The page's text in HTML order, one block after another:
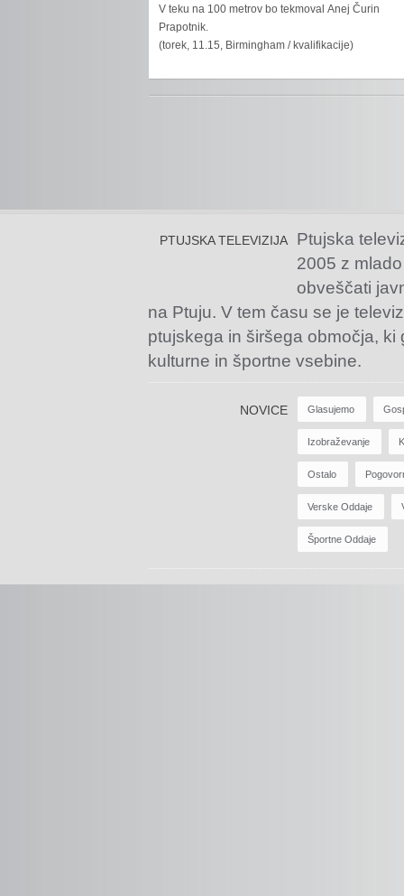
V teku na 100 metrov bo tekmoval Anej Čurin
Prapotnik.
(torek, 11.15, Birmingham / kvalifikacije)
PTUJSKA TELEVIZIJA
Ptujska
2005 z
obveščati
na Ptuju. V tem času se je
ptujskega in širšega območja,
kulturne in športne vsebine.
NOVICE Glasujemo
Izobraževanje
Ostalo
Verske Oddaje
Športne Oddaje